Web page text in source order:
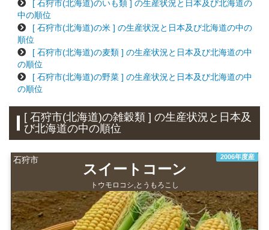
[ 石狩市(北海道)のいも類 ] の生産状況と日本及び北海道の
中の順位
[ 石狩市(北海道)の米 ] の生産状況と日本及び北海道の中の
順位
[ 石狩市(北海道)の麦類 ] の生産状況と日本及び北海道の中
の順位
[ 石狩市(北海道)の野菜 ] の生産状況と日本及び北海道の中
の順位
[ 石狩市(北海道)の雑穀類 ] の生産状況と日本及
び北海道の中の順位
石狩市 2006年度産
スイートコーン
トウモロコシ,とうもろこし